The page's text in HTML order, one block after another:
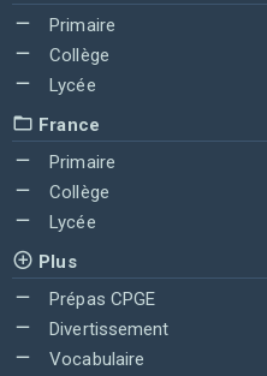
Primaire
Collège
Lycée
France
Primaire
Collège
Lycée
Plus
Prépas CPGE
Divertissement
Vocabulaire